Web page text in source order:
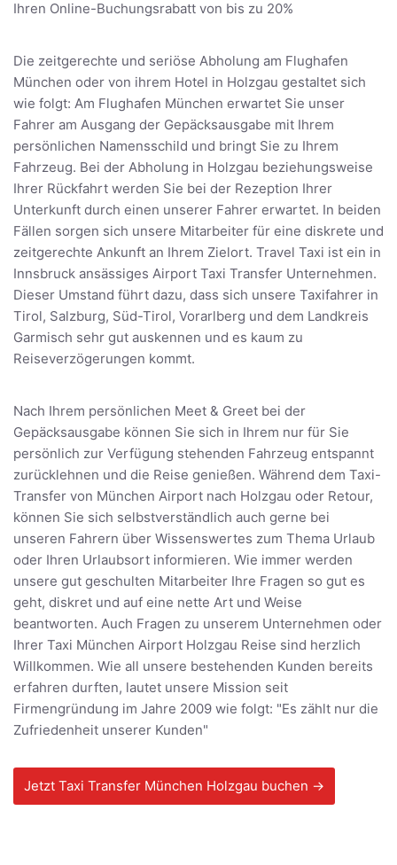
Ihren Online-Buchungsrabatt von bis zu 20%
Die zeitgerechte und seriöse Abholung am Flughafen
München oder von ihrem Hotel in Holzgau gestaltet sich
wie folgt: Am Flughafen München erwartet Sie unser
Fahrer am Ausgang der Gepäcksausgabe mit Ihrem
persönlichen Namensschild und bringt Sie zu Ihrem
Fahrzeug. Bei der Abholung in Holzgau beziehungsweise
Ihrer Rückfahrt werden Sie bei der Rezeption Ihrer
Unterkunft durch einen unserer Fahrer erwartet. In beiden
Fällen sorgen sich unsere Mitarbeiter für eine diskrete und
zeitgerechte Ankunft an Ihrem Zielort. Travel Taxi ist ein in
Innsbruck ansässiges Airport Taxi Transfer Unternehmen.
Dieser Umstand führt dazu, dass sich unsere Taxifahrer in
Tirol, Salzburg, Süd-Tirol, Vorarlberg und dem Landkreis
Garmisch sehr gut auskennen und es kaum zu
Reiseverzögerungen kommt.
Nach Ihrem persönlichen Meet & Greet bei der
Gepäcksausgabe können Sie sich in Ihrem nur für Sie
persönlich zur Verfügung stehenden Fahrzeug entspannt
zurücklehnen und die Reise genießen. Während dem Taxi-
Transfer von München Airport nach Holzgau oder Retour,
können Sie sich selbstverständlich auch gerne bei
unseren Fahrern über Wissenswertes zum Thema Urlaub
oder Ihren Urlaubsort informieren. Wie immer werden
unsere gut geschulten Mitarbeiter Ihre Fragen so gut es
geht, diskret und auf eine nette Art und Weise
beantworten. Auch Fragen zu unserem Unternehmen oder
Ihrer Taxi München Airport Holzgau Reise sind herzlich
Willkommen. Wie all unsere bestehenden Kunden bereits
erfahren durften, lautet unsere Mission seit
Firmengründung im Jahre 2009 wie folgt: "Es zählt nur die
Zufriedenheit unserer Kunden"
Jetzt Taxi Transfer München Holzgau buchen →